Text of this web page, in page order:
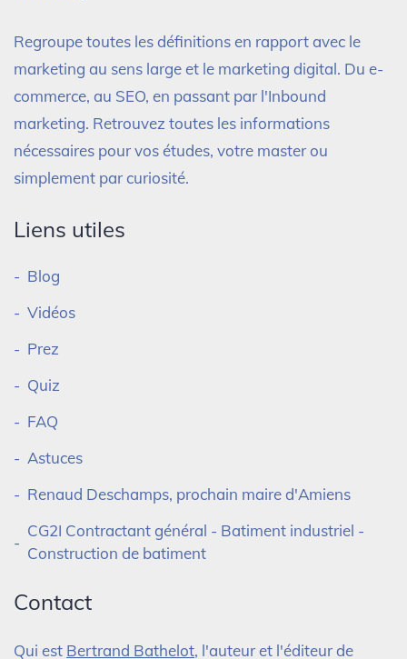
Regroupe toutes les définitions en rapport avec le
marketing au sens large et le marketing digital. Du e-
commerce, au SEO, en passant par l'Inbound
marketing. Retrouvez toutes les informations
nécessaires pour vos études, votre master ou
simplement par curiosité.
Liens utiles
Blog
Vidéos
Prez
Quiz
FAQ
Astuces
Renaud Deschamps, prochain maire d'Amiens
CG2I Contractant général - Batiment industriel -
Construction de batiment
Contact
Qui est Bertrand Bathelot, l'auteur et l'éditeur de